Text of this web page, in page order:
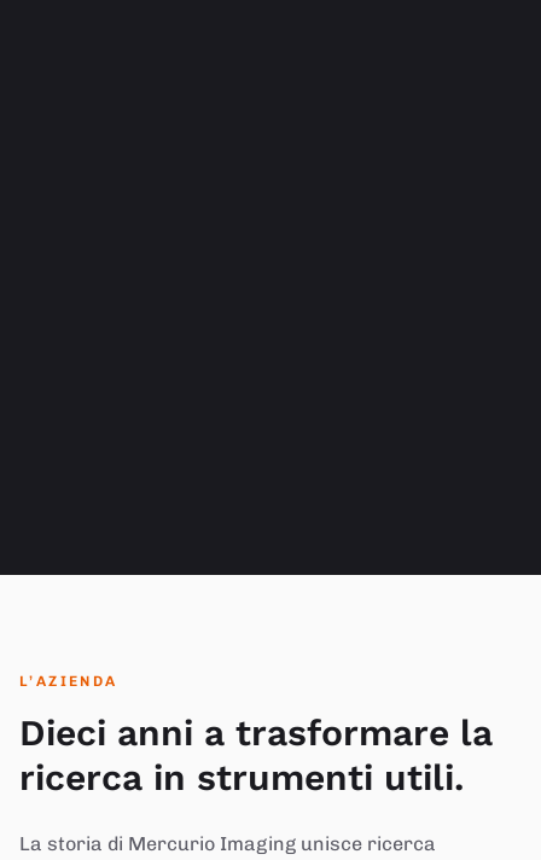
L’AZIENDA
Dieci anni a trasformare la
ricerca in strumenti utili.
La storia di Mercurio Imaging unisce ricerca